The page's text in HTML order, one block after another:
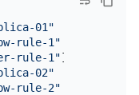
01"
rule-1"
rule-1"]
02"
rule-2"